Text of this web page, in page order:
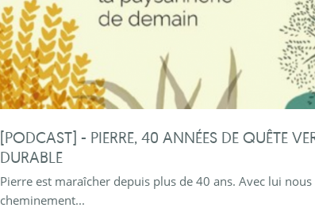
[PODCAST] - PIERRE, 40 ANNÉES DE QUÊTE
DURABLE
Pierre est maraîcher depuis plus de 40 ans. Avec lui
cheminement...